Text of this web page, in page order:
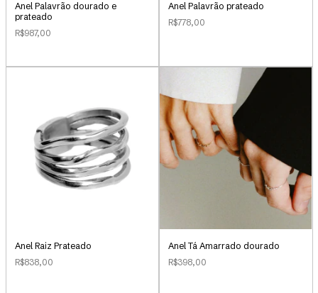
Anel Palavrão dourado e
prateado
R$987,00
Anel Palavrão prateado
R$778,00
Anel Raiz Prateado
R$838,00
Anel Tá Amarrado dourado
R$398,00